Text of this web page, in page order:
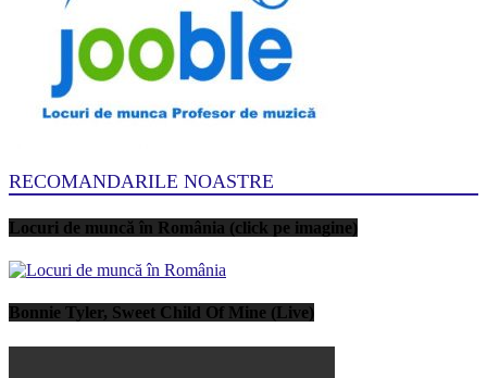
RECOMANDARILE NOASTRE
Locuri de muncă în România (click pe imagine)
Bonnie Tyler, Sweet Child Of Mine (Live)